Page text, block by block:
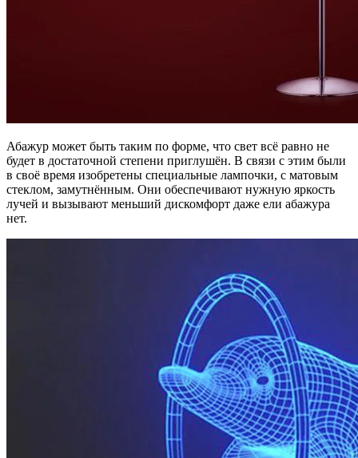
Абажур может быть таким по форме, что свет всё равно не
будет в достаточной степени приглушён. В связи с этим были
в своё время изобретены специальные лампочки, с матовым
стеклом, замутнённым. Они обеспечивают нужную яркость
лучей и вызывают меньший дискомфорт даже ели абажура
нет.